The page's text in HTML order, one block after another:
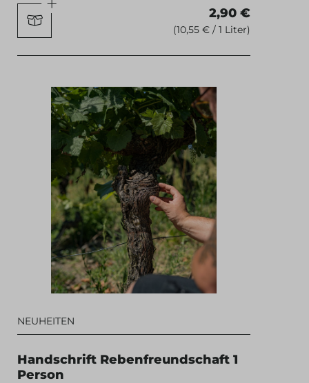
2,90 €
(10,55 € / 1 Liter)
NEUHEITEN
Handschrift Rebenfreundschaft 1
Person